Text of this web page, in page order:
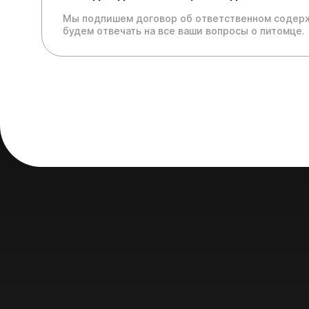
Мы подпишем договор об ответственном
будем отвечать на все ваши вопросы о питомце.